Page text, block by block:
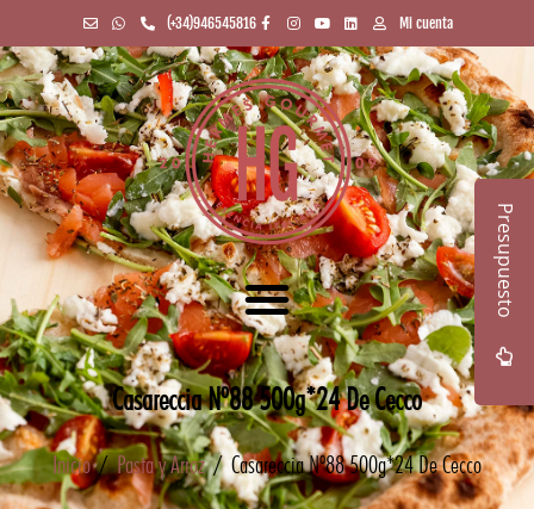
(+34)946545816 Mi cuenta
Casareccia Nº88 500g*24 De Cecco
Inicio/Pasta y Arroz/ Casareccia Nº88 500g*24 De Cecco
Presupuesto